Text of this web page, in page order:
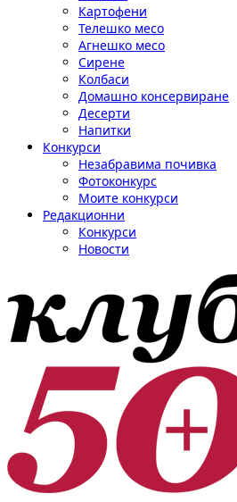
Картофени
Телешко месо
Агнешко месо
Сирене
Колбаси
Домашно консервиране
Десерти
Напитки
Конкурси
Незабравима почивка
Фотоконкурс
Моите конкурси
Редакционни
Конкурси
Новости